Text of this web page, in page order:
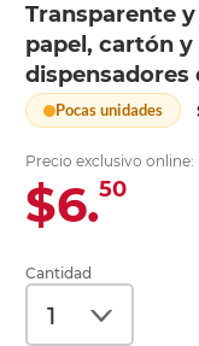
Transparente
papel, cartón
dispensadores
Pocas unidades
Precio exclusivo online:
$6.50
Cantidad